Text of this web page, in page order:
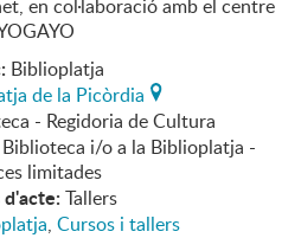
en col·laboració amb el centre
Biblioplatja
de la Picòrdia
- Regidoria de Cultura
i/o a la Biblioplatja -
limitades
Tallers
, Cursos i tallers